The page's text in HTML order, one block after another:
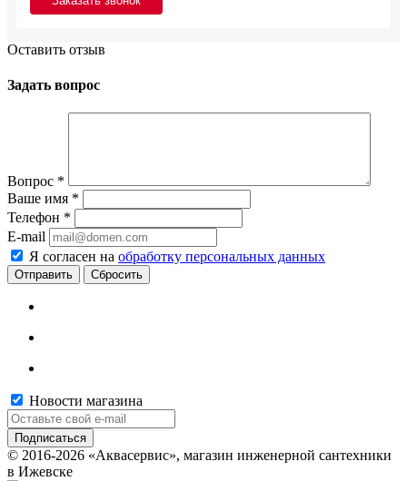
Оставить отзыв
Задать вопрос
Вопрос *
Ваше имя *
Телефон *
E-mail
Я согласен на обработку персональных данных
Сбросить
Новости магазина
© 2016-2026 «Аквасервис», магазин инженерной сантехники
в Ижевске